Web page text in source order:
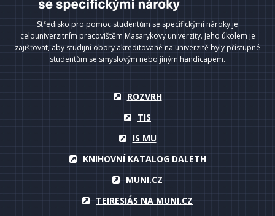
Středisko pro pomoc studentům se specifickými nároky je
celouniverzitním pracovištěm Masarykovy univerzity. Jeho úkolem je
zajišťovat, aby studijní obory akreditované na univerzitě byly přístupné
studentům se smyslovým nebo jiným handicapem.
ROZVRH
TIS
IS MU
KNIHOVNÍ KATALOG DALETH
MUNI.CZ
TEIRESIÁS NA MUNI.CZ